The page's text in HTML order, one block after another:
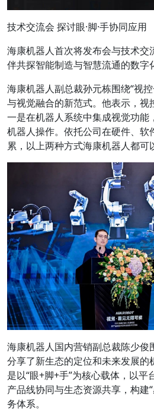
技术交流会 探讨眼·脚·手协同应用
海康机器人首次将发布会与技术交
伴共探智能制造与智慧流通的数字
海康机器人副总裁孙元栋围绕“视
与视觉融合的新范式。他表示，视
一是在机器人系统中集成视觉功能
机器人操作。依托公司在硬件、软
累，以上两种方式海康机器人都可
海康机器人国内营销副总裁陈少俊
分享了新生态的定位和未来发展的
是以“眼+脚+手”为核心载体，以
产品线协同与生态资源共享，构建
务体系。